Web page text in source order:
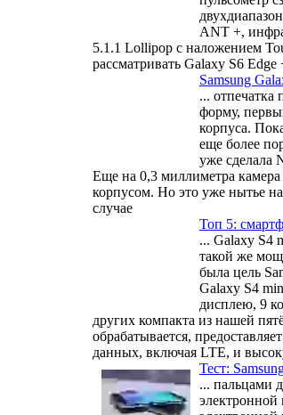
ANT +,
5.1.1 Lollipop с наложением
рассматривать Galaxy S6 Edge
Samsung
...
форму,
корпуса.
еще более
уже сделала
Еще на 0,3 миллиметра
корпусом. Но это уже нытье
случае
Топ 5:
... Galaxy S4
такой же
была цель
Galaxy S4
дисплею, 9
других компакта из нашей
обрабатывается,
данных, включая LTE, и
Тест:
... пальцами
электронной